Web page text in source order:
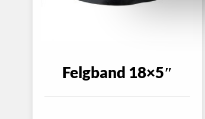
Felgband 18×5″